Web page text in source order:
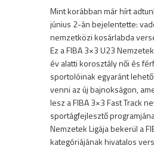
Mint korábban már hírt
június 2-án bejelentette:
nemzetközi kosárlabda
Ez a FIBA 3×3 U23
év alatti korosztály női és
sportolóinak egyaránt
venni az új bajnokságon,
lesz a FIBA 3×3 Fast Track
sportágfejlesztő
Nemzetek Ligája bekerül a
kategóriájának hivatalos